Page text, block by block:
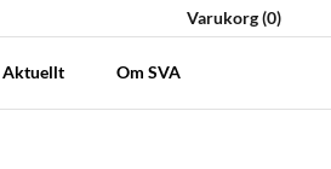
Varukorg(0)
Aktuellt Om SVA